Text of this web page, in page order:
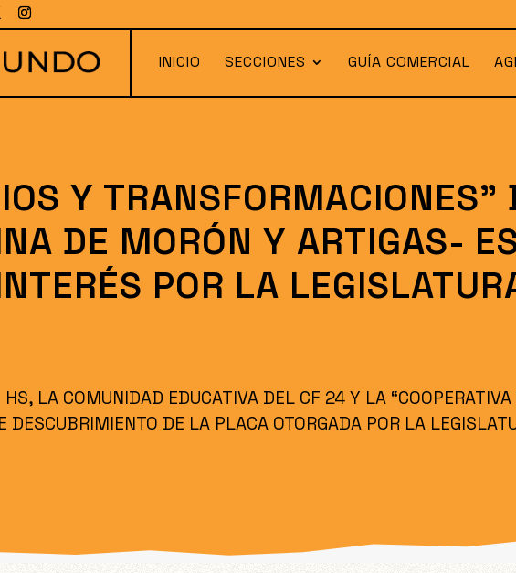
INICIO SECCIONES GUÍA COMERCIAL
Y TRANSFORMACIONES”
DE MORÓN Y ARTIGAS-
POR LA
LA COMUNIDAD EDUCATIVA DEL CF 24 Y LA “COOPERATIVA
DESCUBRIMIENTO DE LA PLACA OTORGADA POR LA